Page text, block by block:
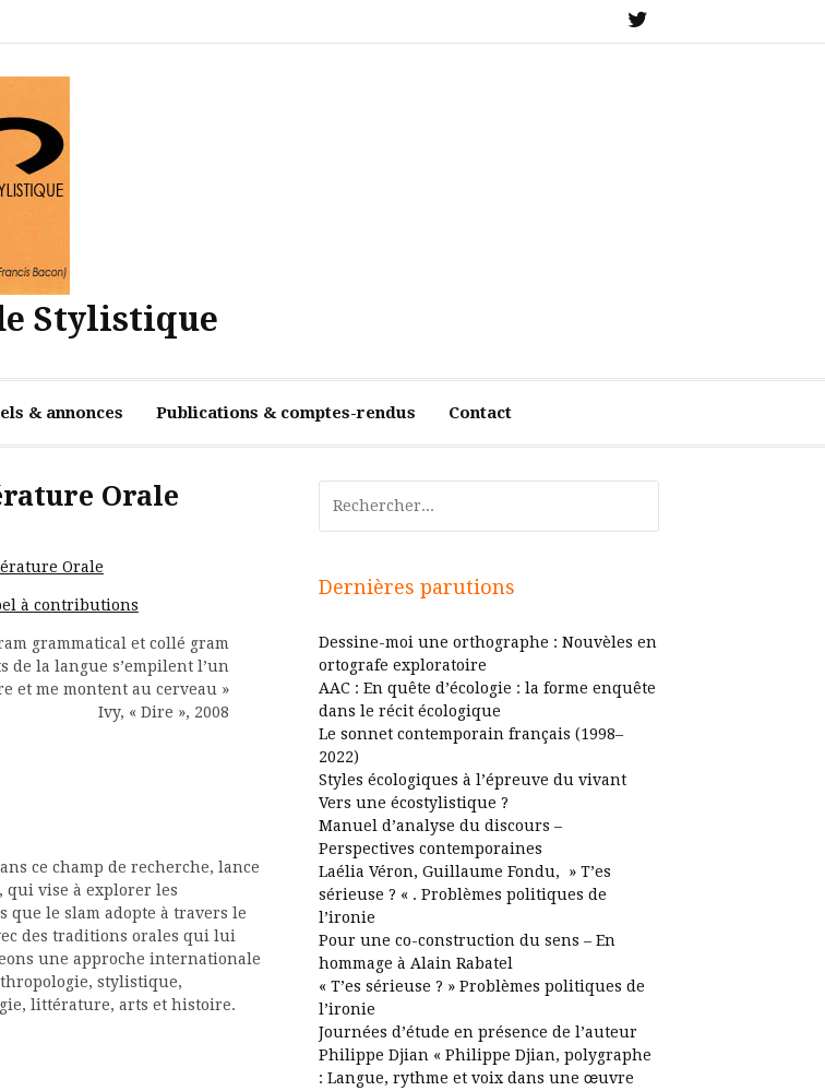
Stylistique
& annonces Publications & comptes-rendus Contact
Orale
Orale
à contributions
grammatical et collé gram
de la langue s’empilent l’un
et me montent au cerveau »
Ivy, « Dire », 2008
ce champ de recherche, lance
vise à explorer les
que le slam adopte à travers le
des traditions orales qui lui
une approche internationale
stylistique,
littérature, arts et histoire.
Dernières parutions
Dessine-moi une orthographe : Nouvèles en
ortografe exploratoire
AAC : En quête d’écologie : la forme enquête
dans le récit écologique
Le sonnet contemporain français (1998–
2022)
Styles écologiques à l’épreuve du vivant
Vers une écostylistique ?
Manuel d’analyse du discours –
Perspectives contemporaines
Laélia Véron, Guillaume Fondu, » T’es
sérieuse ? « . Problèmes politiques de
l’ironie
Pour une co-construction du sens – En
hommage à Alain Rabatel
« T’es sérieuse ? » Problèmes politiques de
l’ironie
Journées d’étude en présence de l’auteur
Philippe Djian « Philippe Djian, polygraphe
: Langue, rythme et voix dans une œuvre